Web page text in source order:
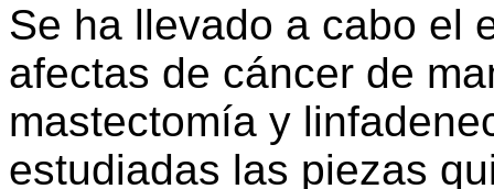
Se ha llevado a cabo el
afectas de cáncer de
mastectomía y
estudiadas las piezas